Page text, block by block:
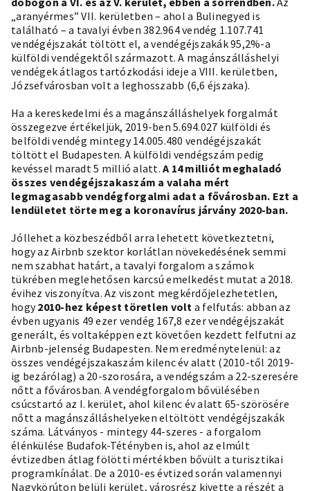
„aranyérmes” VII. kerületben – ahol a Bulinegyed is
található – a tavalyi évben 382.964 vendég 1.107.741
vendégéjszakát töltött el, a vendégéjszakák 95,2%-a
külföldi vendégektől származott. A magánszálláshelyi
vendégek átlagos tartózkodási ideje a VIII. kerületben,
Józsefvárosban volt a leghosszabb (6,6 éjszaka).
Ha a kereskedelmi és a magánszálláshelyek forgalmát
összegezve értékeljük, 2019-ben 5.694.027 külföldi és
belföldi vendég mintegy 14.005.480 vendégéjszakát
töltött el Budapesten. A külföldi vendégszám pedig
kevéssel maradt 5 millió alatt. A 14 milliót meghaladó
összes vendégéjszakaszám a valaha mért
legmagasabb vendégforgalmi adat a fővárosban. Ezt a
lendületet törte meg a koronavírus járvány 2020-ban.
Jóllehet a közbeszédből arra lehetett következtetni,
hogy az Airbnb szektor korlátlan növekedésének semmi
nem szabhat határt, a tavalyi forgalom a számok
tükrében meglehetősen karcsú emelkedést mutat a 2018.
évihez viszonyítva. Az viszont megkérdőjelezhetetlen,
hogy2010-hez képest töretlen volt a felfutás: abban az
évben ugyanis 49 ezer vendég 167,8 ezer vendégéjszakát
generált, és voltaképpen ezt követően kezdett felfutni az
Airbnb-jelenség Budapesten. Nem eredménytelenül: az
összes vendégéjszakaszám kilenc év alatt (2010-től 2019-
ig bezárólag) a 20-szorosára, a vendégszám a 22-szeresére
nőtt a fővárosban. A vendégforgalom bővülésében
csúcstartó az I. kerület, ahol kilenc év alatt 65-szörösére
nőtt a magánszálláshelyeken eltöltött vendégéjszakák
száma. Látványos - mintegy 44-szeres - a forgalom
élénkülése Budafok-Tétényben is, ahol az elmúlt
évtizedben átlag fölötti mértékben bővült a turisztikai
programkínálat. De a 2010-es évtized során valamennyi
Nagykörúton belüli kerület, városrész kivette a részét a